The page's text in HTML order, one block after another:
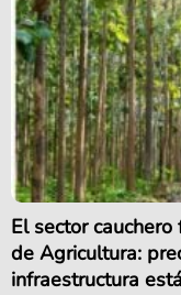
El sector
de Agricultura:
infraestructura